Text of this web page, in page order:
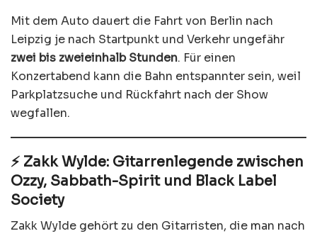
Mit dem Auto dauert die Fahrt von Berlin nach
Leipzig je nach Startpunkt und Verkehr ungefähr
zwei bis zweieinhalb Stunden. Für einen
Konzertabend kann die Bahn entspannter sein, weil
Parkplatzsuche und Rückfahrt nach der Show
wegfallen.
⚡ Zakk Wylde: Gitarrenlegende zwischen
Ozzy, Sabbath-Spirit und Black Label
Society
Zakk Wylde gehört zu den Gitarristen, die man nach